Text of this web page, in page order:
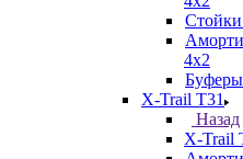
Стойки
4х2
Буферы
X-Trail T31
Назад
X-Trail